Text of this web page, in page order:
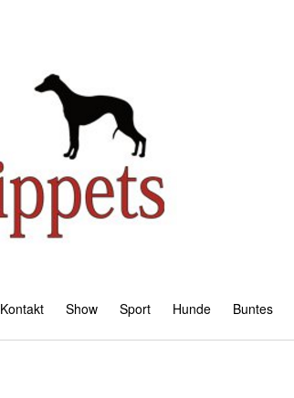
Kontakt Show Sport Hunde Buntes